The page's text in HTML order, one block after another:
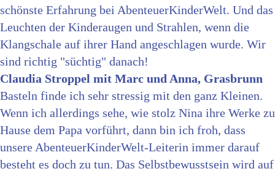
schönste Erfahrung bei AbenteuerKinderWelt. Und das
Leuchten der Kinderaugen und Strahlen, wenn die
Klangschale auf ihrer Hand angeschlagen wurde. Wir
sind richtig "süchtig" danach!
Claudia Stroppel mit Marc und Anna, Grasbrunn
Basteln finde ich sehr stressig mit den ganz Kleinen.
Wenn ich allerdings sehe, wie stolz Nina ihre Werke zu
Hause dem Papa vorführt, dann bin ich froh, dass
unsere AbenteuerKinderWelt-Leiterin immer darauf
besteht es doch zu tun. Das Selbstbewusstsein wird auf